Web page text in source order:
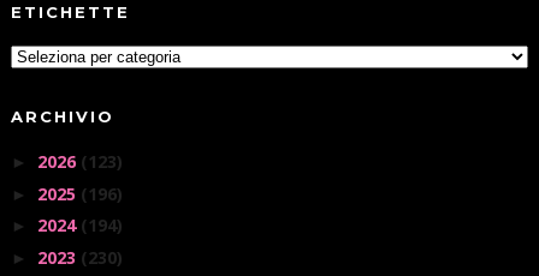
ETICHETTE
ARCHIVIO
► 2026 (123)
► 2025 (196)
► 2024 (194)
► 2023 (230)